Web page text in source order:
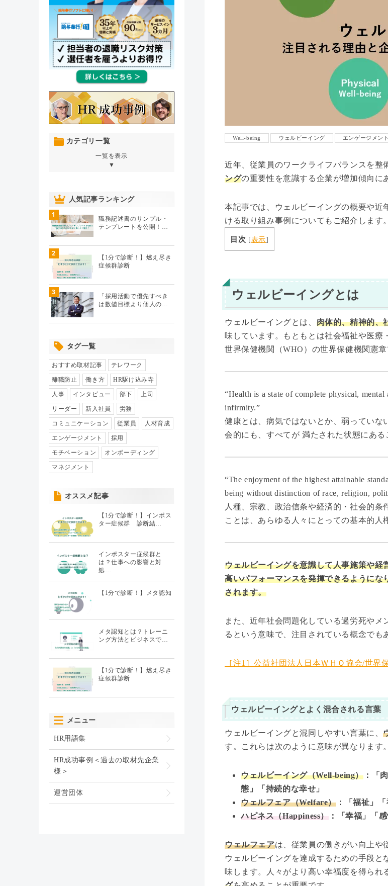
Well-being ウェルビーイング エンゲージメント
近年、従業員のワークライフバランスを
ングの重要性を意識する企業が増加傾向に
本記事では、ウェルビーイングの概要や
ける取り組み事例についてもご紹介します。
目次 [表示]
ウェルビーイングとは
ウェルビーイングとは、 肉体的、精神的、
味しています。もともとは社会福祉や医療
世界保健機関（WHO）の世界保健機関憲
“Health is a state of complete physical,
infirmity.”
健康とは、病気ではないとか、弱ってい
会的にも、すべてが 満たされた状態にある
“The enjoyment of the highest attainable
being without distinction of race, religion,
人種、宗教、政治信条や経済的・社会的
ことは、あらゆる人々にとっての基本的人
ウェルビーイングを意識して人事施策や
高いパフォーマンスを発揮できるように
されます。
また、近年社会問題化している過労死や
るという意味で、注目されている概念でも
［注1］公益社団法人日本ＷＨＯ協会/世界
ウェルビーイングとよく混合される言葉
ウェルビーイングと混同しやすい言葉に、
す。これらは次のように意味が異なります。
ウェルビーイング（Well-being） ：「
態」「持続的な幸せ」
ウェルフェア（Welfare） ：「福祉」「
ハピネス（Happiness）
：「幸福」「
ウェルフェアは、従業員の働きがい向上や
ウェルビーイングを達成するための手段と
味します。人々がより高い幸福度を得ら
カテゴリ一覧
一覧を表示
▼
人材育成・開発・研修 （106）
エンゲージメント（104）
パフォーマンス管理（112）
HR駆け込み寺
HRの基本（33）
リクルーティング（19）
給与制度・設計（8）
人事異動・配置（7）
人気記事ランキング
1
職務記述書のサンプル・
テンプレートを公開！…
2
【1分で診断！】燃え尽き
症候群診断
3
「採用活動で優先すべき
は数値目標より個人の…
タグ一覧
おすすめ取材記事 テレワーク
離職防止 働き方 HR駆け込み寺
人事 インタビュー 部下 上司
リーダー 新入社員 労務
コミュニケーション 従業員 人材育成
エンゲージメント 採用
モチベーション オンボーディング
マネジメント
オススメ記事
【1分で診断！】インポス
ター症候群 診断結…
インポスター症候群と
は？仕事への影響と対
処…
【1分で診断！】メタ認知
メタ認知とは？トレーニ
ング方法とビジネスで…
【1分で診断！】燃え尽き
症候群診断
メニュー
HR用語集
HR成功事例＜過去の取材先企業
様＞
運営団体